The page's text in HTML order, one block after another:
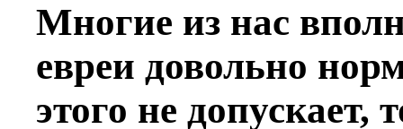
Многие из нас
евреи довольно
этого не допускает,